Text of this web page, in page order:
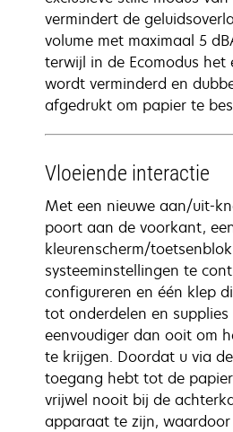
vermindert de
volume met maximaal 5
terwijl in de Ecomodus het
wordt verminderd en
afgedrukt om papier te
Vloeiende interactie
Met een nieuwe aan/uit-
poort aan de voorkant,
kleurenscherm/
systeeminstellingen te
configureren en één klep
tot onderdelen en supplies
eenvoudiger dan ooit om
te krijgen. Doordat u via
toegang hebt tot de
vrijwel nooit bij de
apparaat te zijn,